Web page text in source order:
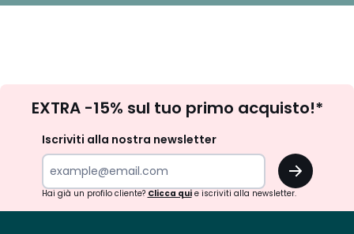
newsletter
EXTRA -15% sul tuo primo acquisto!*
Iscriviti alla nostra newsletter
OK
Hai già un profilo cliente?Clicca quie iscriviti alla newsletter.